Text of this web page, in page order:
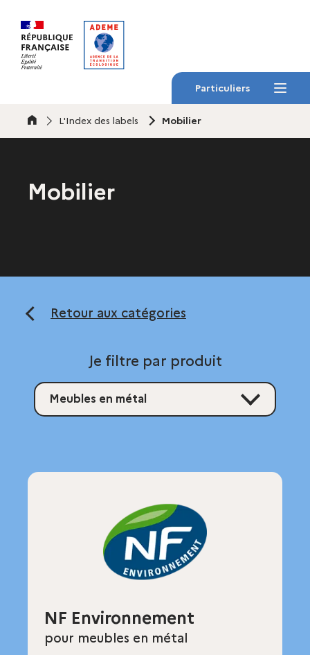
Particuliers
Menu
AccueilL'Index des labels Mobilier
Mobilier
Retour aux catégories
Je filtre par produit
Meubles en métal
NF Environnement
pour meubles en métal